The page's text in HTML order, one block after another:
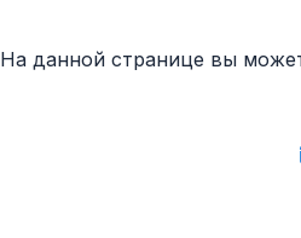
На данной странице вы